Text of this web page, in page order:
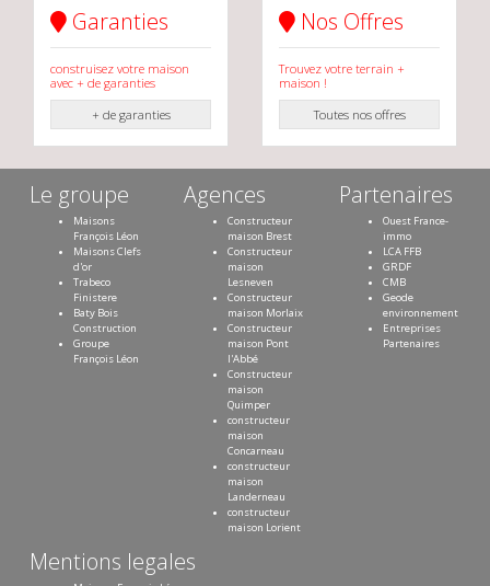
Garanties
construisez votre maison
avec + de garanties
+ de garanties
Nos Offres
Trouvez votre terrain +
maison !
Toutes nos offres
Le groupe
Maisons
François Léon
Maisons Clefs
d'or
Trabeco
Finistere
Baty Bois
Construction
Groupe
François Léon
Agences
Constructeur
maison Brest
Constructeur
maison
Lesneven
Constructeur
maison Morlaix
Constructeur
maison Pont
l'Abbé
Constructeur
maison
Quimper
constructeur
maison
Concarneau
constructeur
maison
Landerneau
constructeur
maison Lorient
Partenaires
Ouest France-
immo
LCA FFB
GRDF
CMB
Geode
environnement
Entreprises
Partenaires
Mentions legales